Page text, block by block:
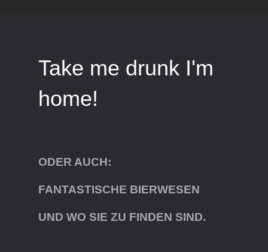
Take me drunk I'm
home!
ODER AUCH:
FANTASTISCHE BIERWESEN
UND WO SIE ZU FINDEN SIND.